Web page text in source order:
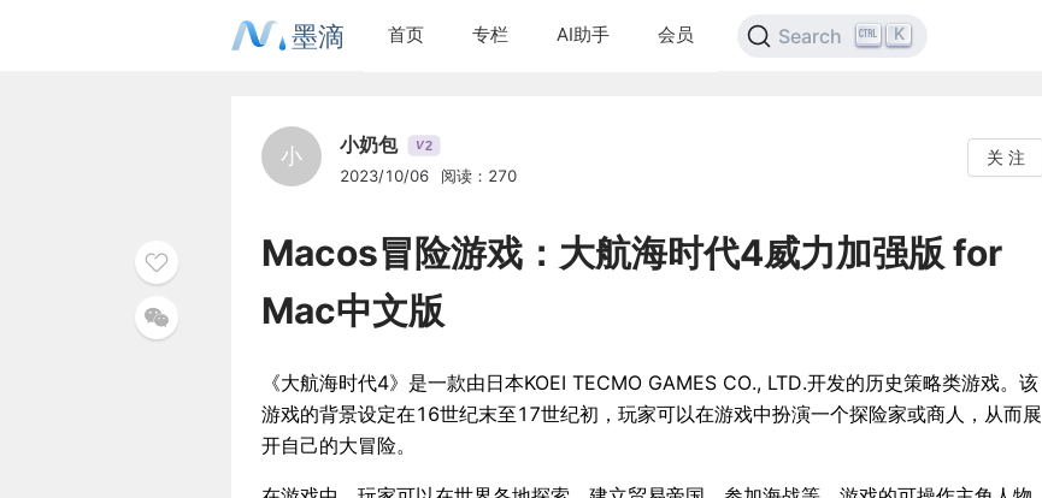
墨滴 首页 专栏 AI助手 会员 Search K
小 小奶包 V2
2023/10/06 阅读：270
关 注
Macos冒险游戏：大航海时代4威力加强版 for
Mac中文版
《大航海时代4》是一款由日本KOEI TECMO GAMES CO., LTD.开发的历史策略类游戏。该
游戏的背景设定在16世纪末至17世纪初，玩家可以在游戏中扮演一个探险家或商人，从而展
开自己的大冒险。